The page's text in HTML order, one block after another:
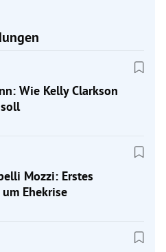
Wie Kelly Clarkson
Mozzi: Erstes
Ehekrise